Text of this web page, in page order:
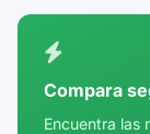
Córdoba
Cuenca
Compara
Encuentra las